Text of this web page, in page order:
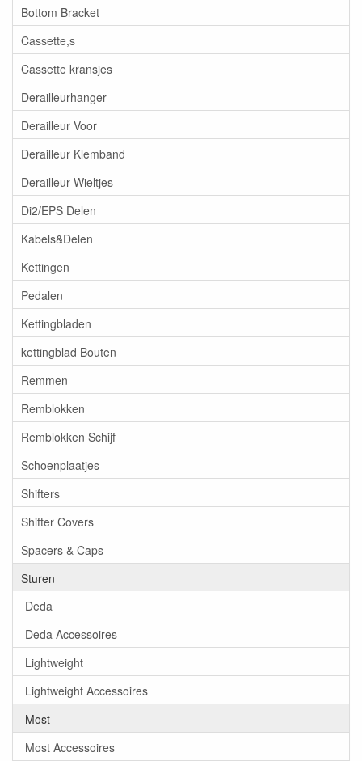
Bottom Bracket
Cassette,s
Cassette kransjes
Derailleurhanger
Derailleur Voor
Derailleur Klemband
Derailleur Wieltjes
Di2/EPS Delen
Kabels&Delen
Kettingen
Pedalen
Kettingbladen
kettingblad Bouten
Remmen
Remblokken
Remblokken Schijf
Schoenplaatjes
Shifters
Shifter Covers
Spacers & Caps
Sturen
Deda
Deda Accessoires
Lightweight
Lightweight Accessoires
Most
Most Accessoires